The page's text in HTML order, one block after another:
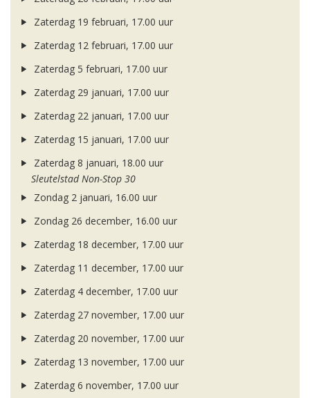
Zaterdag 19 februari, 17.00 uur
Zaterdag 12 februari, 17.00 uur
Zaterdag 5 februari, 17.00 uur
Zaterdag 29 januari, 17.00 uur
Zaterdag 22 januari, 17.00 uur
Zaterdag 15 januari, 17.00 uur
Zaterdag 8 januari, 18.00 uur
Sleutelstad Non-Stop 30
Zondag 2 januari, 16.00 uur
Zondag 26 december, 16.00 uur
Zaterdag 18 december, 17.00 uur
Zaterdag 11 december, 17.00 uur
Zaterdag 4 december, 17.00 uur
Zaterdag 27 november, 17.00 uur
Zaterdag 20 november, 17.00 uur
Zaterdag 13 november, 17.00 uur
Zaterdag 6 november, 17.00 uur